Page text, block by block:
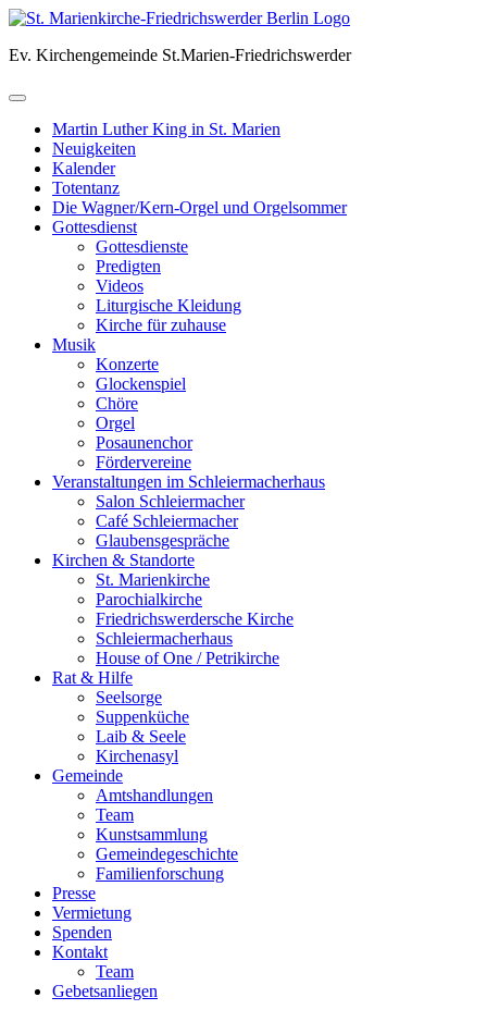
Skip
content
Ev. Kirchengemeinde St.Marien-Friedrichswerder
Martin Luther King in St. Marien
Neuigkeiten
Kalender
Totentanz
Die Wagner/Kern-Orgel und Orgelsommer
Gottesdienst
Gottesdienste
Predigten
Videos
Liturgische Kleidung
Kirche für zuhause
Musik
Konzerte
Glockenspiel
Chöre
Orgel
Posaunenchor
Fördervereine
Veranstaltungen im Schleiermacherhaus
Salon Schleiermacher
Café Schleiermacher
Glaubensgespräche
Kirchen & Standorte
St. Marienkirche
Parochialkirche
Friedrichswerdersche Kirche
Schleiermacherhaus
House of One / Petrikirche
Rat & Hilfe
Seelsorge
Suppenküche
Laib & Seele
Kirchenasyl
Gemeinde
Amtshandlungen
Team
Kunstsammlung
Gemeindegeschichte
Familienforschung
Presse
Vermietung
Spenden
Kontakt
Team
Gebetsanliegen